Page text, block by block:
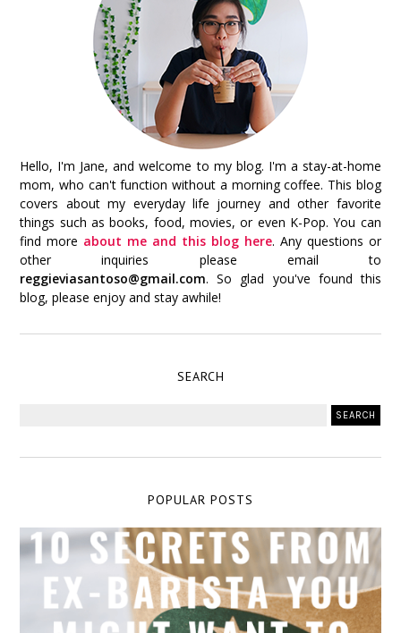
Hello, I'm Jane, and welcome to my blog. I'm a stay-at-home
mom, who can't function without a morning coffee. This blog
covers about my everyday life journey and other favorite
things such as books, food, movies, or even K-Pop. You can
find more about me and this blog here. Any questions or
other inquiries please email to
reggieviasantoso@gmail.com. So glad you've found this
blog, please enjoy and stay awhile!
SEARCH
POPULAR POSTS